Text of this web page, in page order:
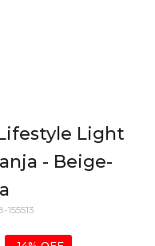
Light
- Beige-